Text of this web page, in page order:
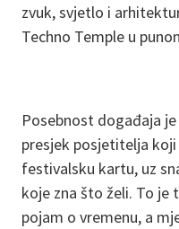
zvuk, svjetlo i
Techno Temple u
Posebnost događaja
presjek posjetitelja
festivalsku kartu, uz
koje zna što želi. To je
pojam o vremenu, a